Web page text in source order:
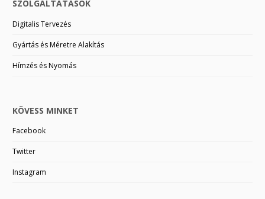
SZOLGÁLTATÁSOK
Digitalis Tervezés
Gyártás és Méretre Alakítás
Hímzés és Nyomás
KÖVESS MINKET
Facebook
Twitter
Instagram